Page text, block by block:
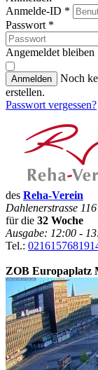
Anmelde-ID *
Passwort *
Angemeldet bleiben
Anmelden Noch
erstellen.
Passwort vergessen?
des Reha-Verein
Dahlenerstrasse 116
für die 32 Woche
Ausgabe: 12:00 -
Tel.:
ZOB Europaplatz